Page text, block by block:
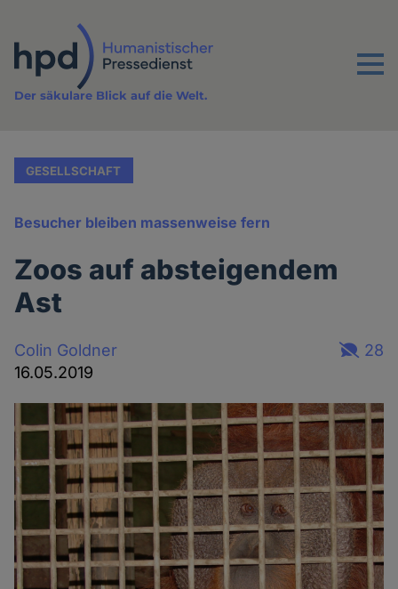
Inhalt
Menu
Der säkulare Blick auf die Welt.
GESELLSCHAFT
Besucher bleiben massenweise fern
Zoos auf absteigendem
Ast
Colin Goldner
16.05.2019
28